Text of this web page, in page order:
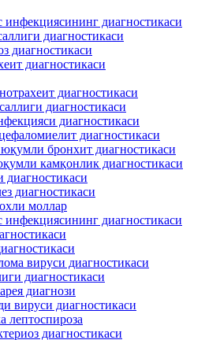
инфекциясининг диагностикаси
диагностикаси
диагностикаси
диагностикаси
диагностикаси
диагностикаси
диагностикаси
диагностикаси
бронхит диагностикаси
камқонлик диагностикаси
диагностикаси
моллар
инфекциясининг диагностикаси
вируси диагностикаси
диагностикаси
диагнози
вируси диагностикаси
лептоспироза
диагностикаси